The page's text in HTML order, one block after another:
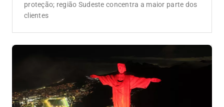
proteção; região Sudeste concentra a maior parte dos
clientes